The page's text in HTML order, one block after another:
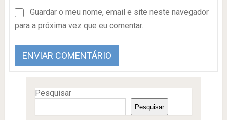
Guardar o meu nome, email e site neste navegador
para a próxima vez que eu comentar.
Pesquisar
Pesquisar